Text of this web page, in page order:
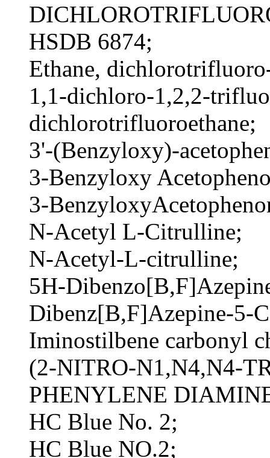
HSDB 6874;
Ethane,
1,1-dichloro-1,2,2-
dichlorotrifluoroethane;
3'-(Benzyloxy)-
3-Benzyloxy
3-
N-Acetyl L-Citrulline;
N-Acetyl-L-citrulline;
5H-
Dibenz[B,F]Azepine-5-
Iminostilbene carbonyl
(2-NITRO-N1,N4,N4-
PHENYLENE
HC Blue No. 2;
HC Blue NO.2;